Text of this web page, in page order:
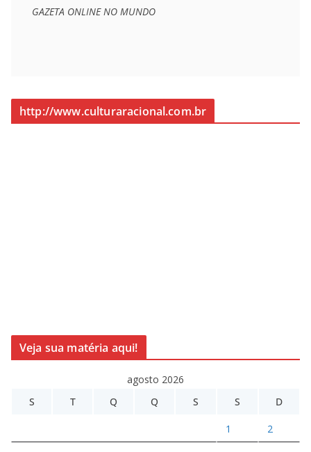
GAZETA ONLINE NO MUNDO
http://www.culturaracional.com.br
Veja sua matéria aqui!
agosto 2026
S
T Q Q S S D
1 2